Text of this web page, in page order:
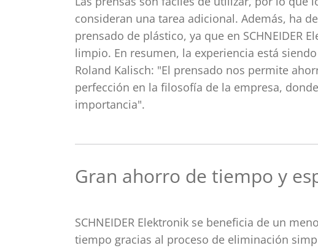
consideran una tarea adicional. Además, ha
prensado de plástico, ya que en SCHNEIDER
limpio. En resumen, la experiencia está
Roland Kalisch: "El prensado nos permite
perfección en la filosofía de la empresa,
importancia".
Gran ahorro de tiempo y
SCHNEIDER Elektronik se beneficia de un
tiempo gracias al proceso de eliminación